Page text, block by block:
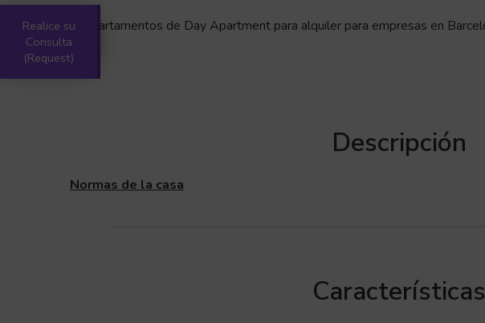
Realice su
Consulta
(Request)
Descripción
Normas de la casa
Características